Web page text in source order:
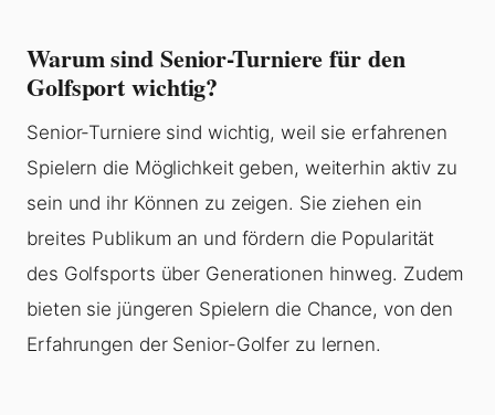
Warum sind Senior-Turniere für den
Golfsport wichtig?
Senior-Turniere sind wichtig, weil sie erfahrenen
Spielern die Möglichkeit geben, weiterhin aktiv zu
sein und ihr Können zu zeigen. Sie ziehen ein
breites Publikum an und fördern die Popularität
des Golfsports über Generationen hinweg. Zudem
bieten sie jüngeren Spielern die Chance, von den
Erfahrungen der Senior-Golfer zu lernen.